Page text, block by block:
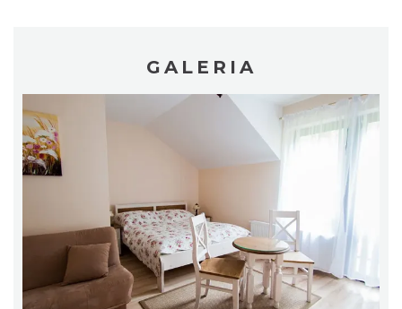
GALERIA